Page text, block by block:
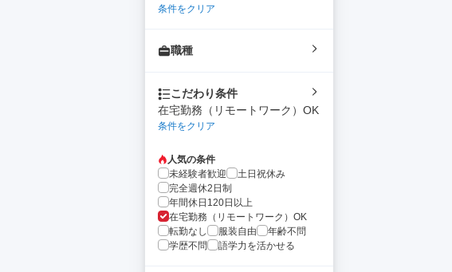
条件をクリア
職種
こだわり条件
在宅勤務（リモートワーク）OK
条件をクリア
人気の条件
未経験者歓迎
土日祝休み
完全週休2日制
年間休日120日以上
在宅勤務（リモートワーク）OK
転勤なし
服装自由
年齢不問
学歴不問
語学力を活かせる